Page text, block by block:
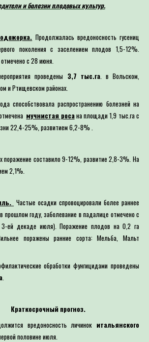
и болезни плодовых культур.
Продолжалась вредоносность гусениц
поколения с заселением плодов 1,5-12%.
с 28 июня.
проведены 3,7 тыс.га. в Вольском,
и Ртищевском районах.
способствовала распространению болезней на
мучнистая росана площади 1,9 тыс.га с
22,4-25%, развитием 6,2-8% .
поражение составило 9-12%, развитие 2,8-3%. На
2,1%.
Частые осадки спровоцировали более раннее
прошлом году, заболевание в падалице отмечено с
ей декаде июля). Поражение плодов на 0,2 га
поражены ранние сорта: Мельба, Мальт
обработки фунгицидами проведены
Краткосрочный прогноз.
вредоносность личинок итальянского
половине июля.